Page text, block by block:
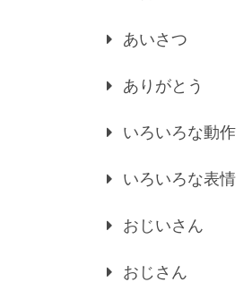
あいさつ
ありがとう
いろいろな動作
いろいろな表情
おじいさん
おじさん